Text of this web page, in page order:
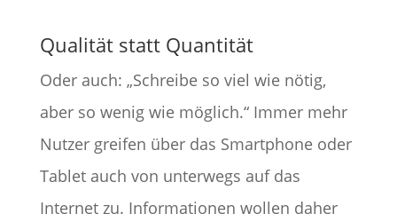
Qualität statt Quantität
Oder auch: „Schreibe so viel wie nötig,
aber so wenig wie möglich.“ Immer mehr
Nutzer greifen über das Smartphone oder
Tablet auch von unterwegs auf das
Internet zu. Informationen wollen daher